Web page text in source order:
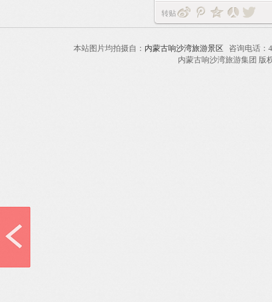
转贴
本站图片均拍摄自： 内蒙古响沙湾旅游景区 咨询电话
内蒙古响沙湾旅游集团